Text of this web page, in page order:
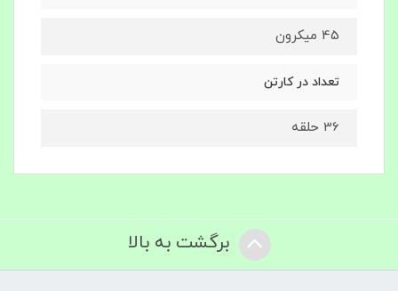
45 میکرون
تعداد در کارتن
36 حلقه
برگشت به بالا